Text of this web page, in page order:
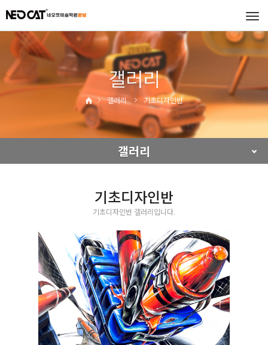
갤러리
갤러리 기초디자인반
갤러리
기초디자인반
기초디자인반 갤러리입니다.